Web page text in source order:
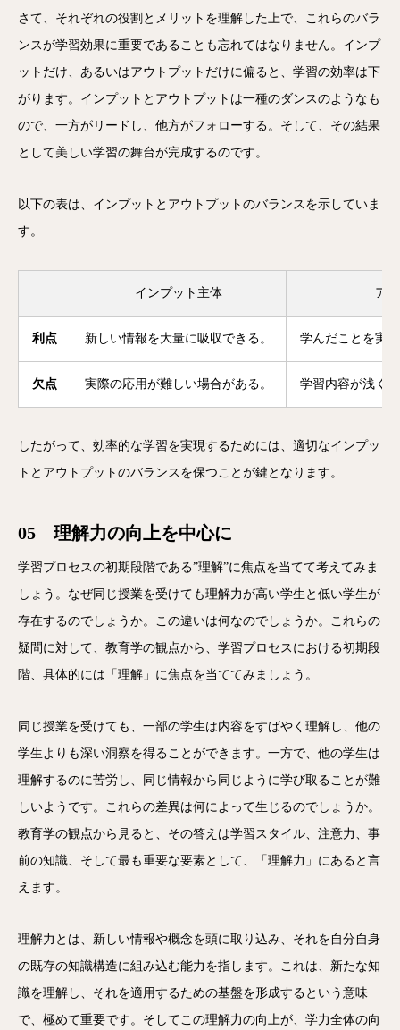
さて、それぞれの役割とメリットを理解した上で、これらのバラ
ンスが学習効果に重要であることも忘れてはなりません。インプ
ットだけ、あるいはアウトプットだけに偏ると、学習の効率は下
がります。インプットとアウトプットは一種のダンスのようなも
ので、一方がリードし、他方がフォローする。そして、その結果
として美しい学習の舞台が完成するのです。
以下の表は、インプットとアウトプットのバランスを示していま
す。
インプット主体 ア
利点 新しい情報を大量に吸収できる。 学んだことを実
欠点 実際の応用が難しい場合がある。 学習内容が浅く
したがって、効率的な学習を実現するためには、適切なインプッ
トとアウトプットのバランスを保つことが鍵となります。
05 理解力の向上を中心に
学習プロセスの初期段階である”理解”に焦点を当てて考えてみま
しょう。なぜ同じ授業を受けても理解力が高い学生と低い学生が
存在するのでしょうか。この違いは何なのでしょうか。これらの
疑問に対して、教育学の観点から、学習プロセスにおける初期段
階、具体的には「理解」に焦点を当ててみましょう。
同じ授業を受けても、一部の学生は内容をすばやく理解し、他の
学生よりも深い洞察を得ることができます。一方で、他の学生は
理解するのに苦労し、同じ情報から同じように学び取ることが難
しいようです。これらの差異は何によって生じるのでしょうか。
教育学の観点から見ると、その答えは学習スタイル、注意力、事
前の知識、そして最も重要な要素として、「理解力」にあると言
えます。
理解力とは、新しい情報や概念を頭に取り込み、それを自分自身
の既存の知識構造に組み込む能力を指します。これは、新たな知
識を理解し、それを適用するための基盤を形成するという意味
で、極めて重要です。そしてこの理解力の向上が、学力全体の向